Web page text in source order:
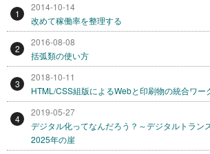
1
2014-10-14
改めて稼働率を整理する
2
2016-08-08
括弧類の使い方
3
2018-10-11
HTML/CSS組版によるWebと印刷物の統合ワー
4
2019-05-27
デジタル化ってなんだろう？～デジタルトラン
2025年の崖